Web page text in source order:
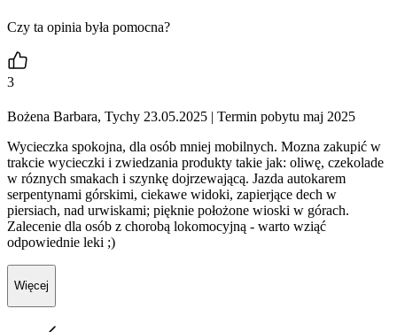
Czy ta opinia była pomocna?
3
Bożena Barbara, Tychy 23.05.2025 | Termin pobytu maj 2025
Wycieczka spokojna, dla osób mniej mobilnych. Mozna zakupić w
trakcie wycieczki i zwiedzania produkty takie jak: oliwę, czekolade
w róznych smakach i szynkę dojrzewającą. Jazda autokarem
serpentynami górskimi, ciekawe widoki, zapierjące dech w
piersiach, nad urwiskami; pięknie położone wioski w górach.
Zalecenie dla osób z chorobą lokomocyjną - warto wziąć
odpowiednie leki ;)
Więcej